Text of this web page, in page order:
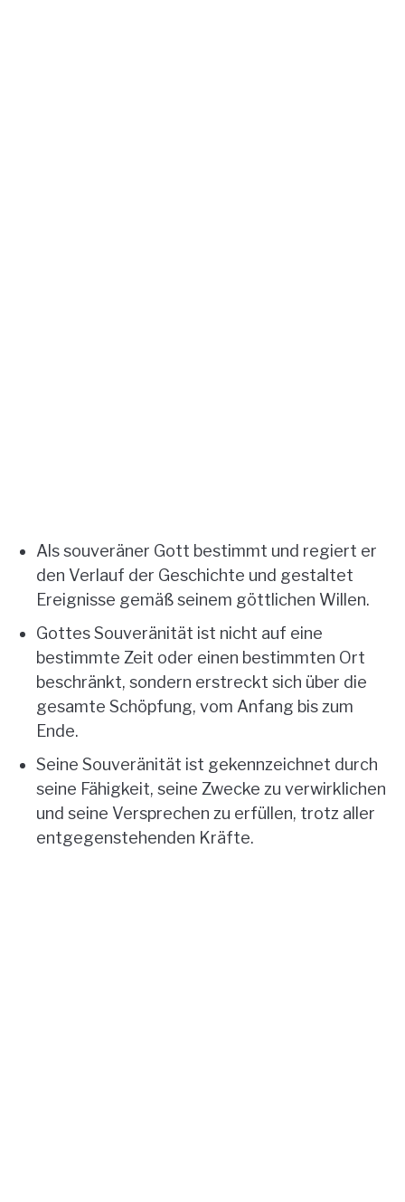
Als souveräner Gott bestimmt und regiert er
den Verlauf der Geschichte und gestaltet
Ereignisse gemäß seinem göttlichen Willen.
Gottes Souveränität ist nicht auf eine
bestimmte Zeit oder einen bestimmten Ort
beschränkt, sondern erstreckt sich über die
gesamte Schöpfung, vom Anfang bis zum
Ende.
Seine Souveränität ist gekennzeichnet durch
seine Fähigkeit, seine Zwecke zu verwirklichen
und seine Versprechen zu erfüllen, trotz aller
entgegenstehenden Kräfte.